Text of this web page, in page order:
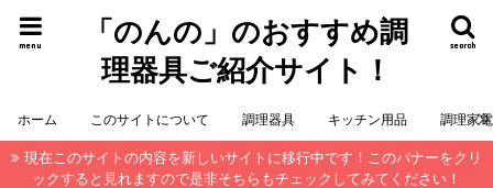
「のんの」のおすすめ調
理器具ご紹介サイト！
search
menu
ホーム このサイトについて 調理器具 キッチン用品 調理家電
現在このサイトの内容を新しいサイトに移行中です！このバナーをクリ
ックすると見れますので是非そちらもチェックしてみてください！